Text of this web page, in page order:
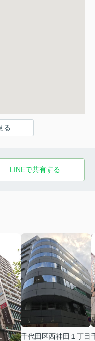
る
LINEで共有する
千代田区西神田１丁目